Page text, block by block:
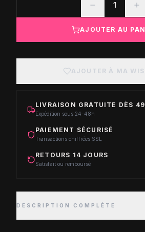
1
AJOUTER AU
AJOUTER À MA
LIVRAISON GRATUITE DÈS
Expédition sous 24-48h
PAIEMENT SÉCURISÉ
Transactions chiffrées SSL
RETOURS 14 JOURS
Satisfait ou remboursé
DESCRIPTION COMPLÈTE